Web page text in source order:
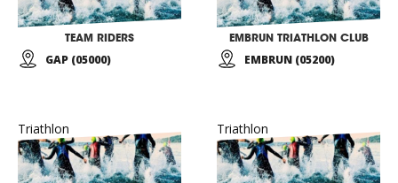
TEAM RIDERS
GAP (05000)
EMBRUN TRIATHLON CLUB
EMBRUN (05200)
Triathlon Triathlon